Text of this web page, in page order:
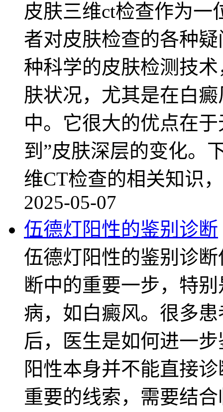
皮肤三维ct检查作为一
者对皮肤检查的各种
种科学的皮肤检测技
肤状况，尤其是在白
中。它很大的优点在
到”皮肤深层的变化。
维CT检查的相关知识
2025-05-07
伍德灯阳性的鉴别诊断
伍德灯阳性的鉴别诊
断中的重要一步，特
病，如白癜风。很多
后，医生是如何进一
阳性本身并不能直接
重要的线索，需要结